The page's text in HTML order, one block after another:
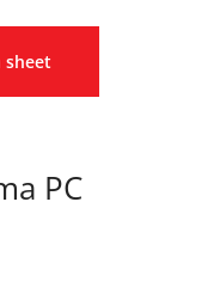
sheet
PC